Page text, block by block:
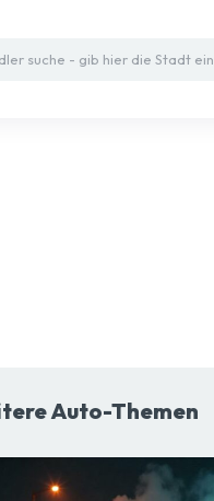
suche - gib hier die Stadt ein
Auto-Themen